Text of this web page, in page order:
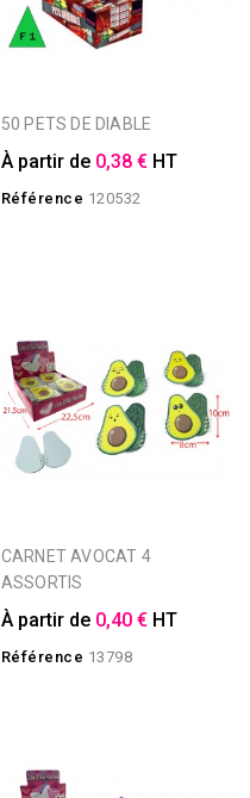
50 PETS DE DIABLE
À partir de 0,38 € HT
Référence 120532
CARNET AVOCAT 4
ASSORTIS
À partir de 0,40 € HT
Référence 13798